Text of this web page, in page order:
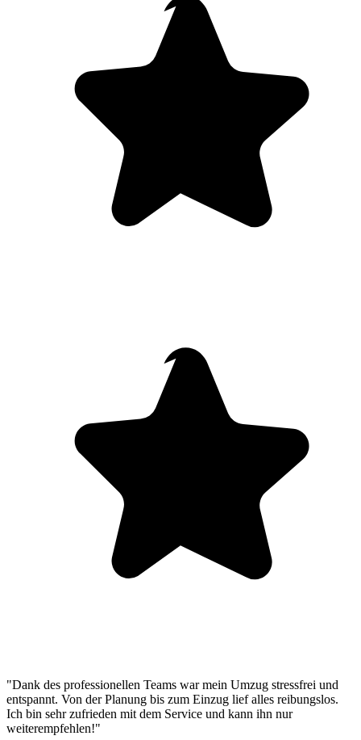
"Dank des professionellen Teams war mein Umzug stressfrei und
entspannt. Von der Planung bis zum Einzug lief alles reibungslos.
Ich bin sehr zufrieden mit dem Service und kann ihn nur
weiterempfehlen!"